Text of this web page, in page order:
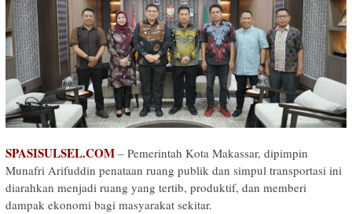
SPASISULSEL.COM – Pemerintah Kota Makassar, dipimpin
Munafri Arifuddin penataan ruang publik dan simpul transportasi ini
diarahkan menjadi ruang yang tertib, produktif, dan memberi
dampak ekonomi bagi masyarakat sekitar.